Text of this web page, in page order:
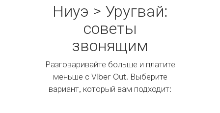
Ниуэ > Уругвай:
советы
звонящим
Разговаривайте больше и платите
меньше с Viber Out. Выберите
вариант, который вам подходит: